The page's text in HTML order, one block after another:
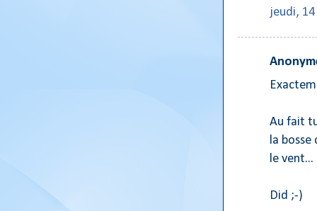
jeudi,
Au fait
la
le
Did ;-)